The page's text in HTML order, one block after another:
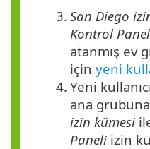
3. San Diego
Kontrol
atanmış ev
için yeni
4. Yeni
ana
izin kümesi
Paneli izin